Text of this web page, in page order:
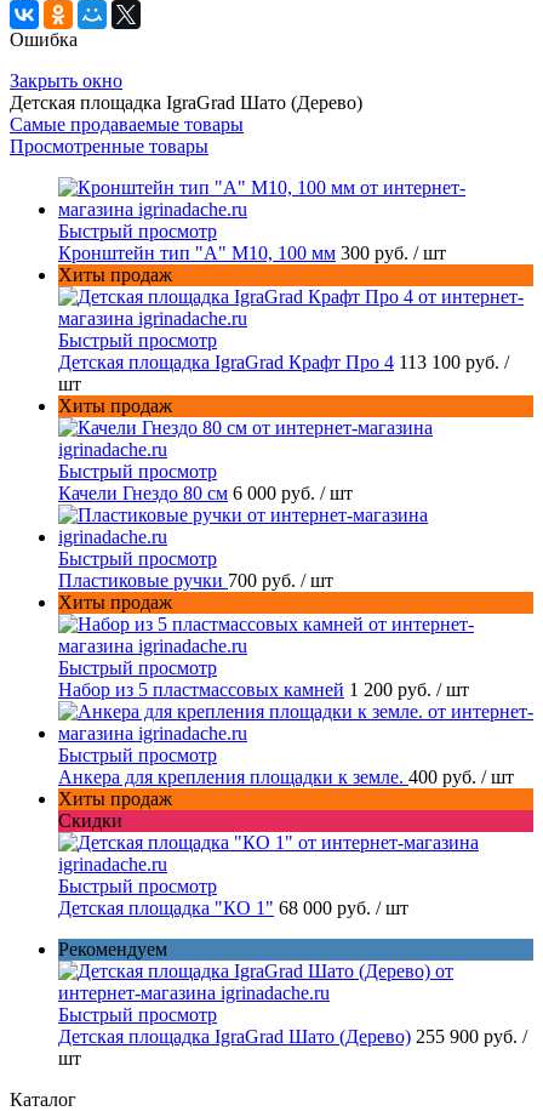
Ошибка
Закрыть окно
Детская площадка IgraGrad Шато (Дерево)
Самые продаваемые товары
Просмотренные товары
Быстрый просмотр
Кронштейн тип "A" M10, 100 мм 300 руб. / шт
Хиты продаж
Быстрый просмотр
Детская площадка IgraGrad Крафт Про 4 113 100 руб. /
шт
Хиты продаж
Быстрый просмотр
Качели Гнездо 80 см 6 000 руб. / шт
Быстрый просмотр
Пластиковые ручки 700 руб. / шт
Хиты продаж
Быстрый просмотр
Набор из 5 пластмассовых камней 1 200 руб. / шт
Быстрый просмотр
Анкера для крепления площадки к земле. 400 руб. / шт
Хиты продаж
Скидки
Быстрый просмотр
Детская площадка "КО 1" 68 000 руб. / шт
Рекомендуем
Быстрый просмотр
Детская площадка IgraGrad Шато (Дерево) 255 900 руб. /
шт
Каталог